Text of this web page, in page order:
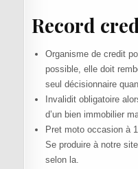
Record
Organisme de credit
possible, elle doit
seul décisionnaire
Invalidit obligatoire
d’un bien immobilier
Pret moto occasion à
Se produire à notre
selon la.